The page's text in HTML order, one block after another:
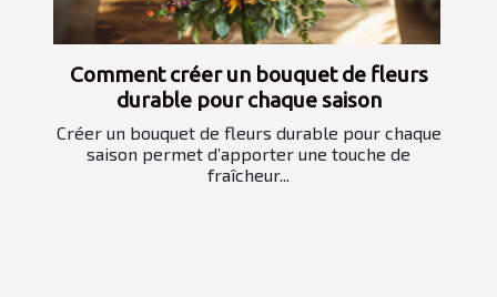
Comment créer un bouquet de fleurs
durable pour chaque saison
Créer un bouquet de fleurs durable pour chaque
saison permet d’apporter une touche de
fraîcheur...